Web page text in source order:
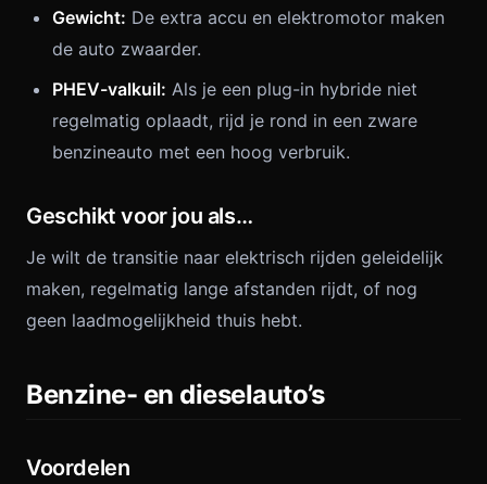
Gewicht: De extra accu en elektromotor maken
de auto zwaarder.
PHEV-valkuil: Als je een plug-in hybride niet
regelmatig oplaadt, rijd je rond in een zware
benzineauto met een hoog verbruik.
Geschikt voor jou als…
Je wilt de transitie naar elektrisch rijden geleidelijk
maken, regelmatig lange afstanden rijdt, of nog
geen laadmogelijkheid thuis hebt.
Benzine- en dieselauto’s
Voordelen